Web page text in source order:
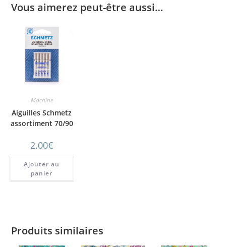
Vous aimerez peut-être aussi…
Machine
Aiguilles Schmetz
assortiment 70/90
2.00€
Ajouter au
panier
Produits similaires